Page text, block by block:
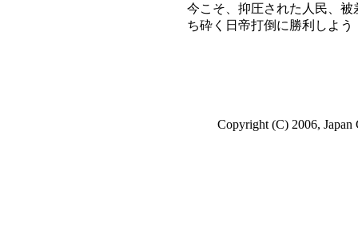
今こそ、抑圧された人民、
ち砕く日帝打倒に勝利しよう
Copyright (C) 2006, Japan